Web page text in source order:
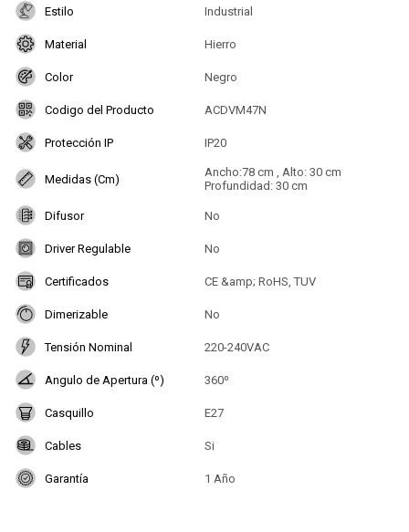
Estilo Industrial
Material Hierro
Color Negro
Codigo del Producto ACDVM47N
Protección IP IP20
Medidas (Cm)
Ancho:78 cm , Alto: 30 cm
Profundidad: 30 cm
Difusor No
Driver Regulable No
Certificados CE &amp; RoHS, TUV
Dimerizable No
Tensión Nominal 220-240VAC
Angulo de Apertura (º) 360º
Casquillo E27
Cables Si
Garantía 1 Año